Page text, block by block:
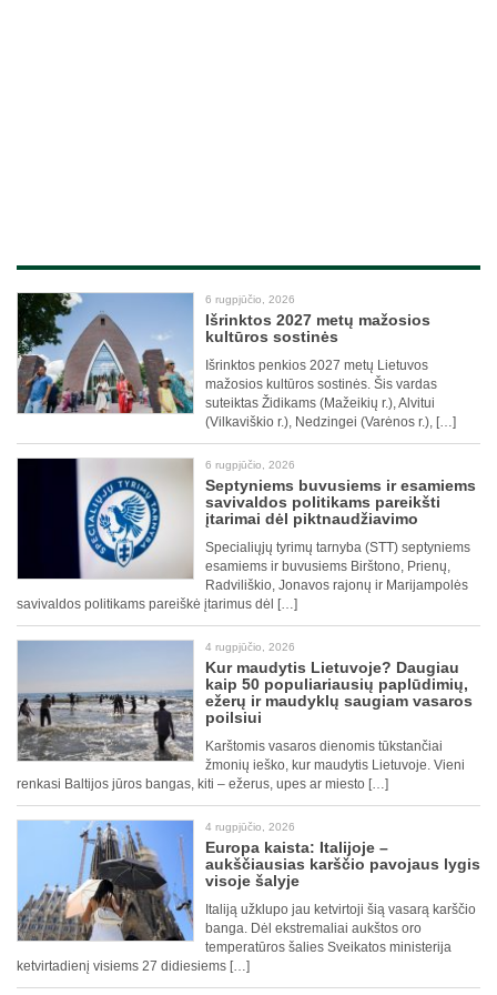
6 rugpjūčio, 2026
Išrinktos 2027 metų mažosios
kultūros sostinės
Išrinktos penkios 2027 metų Lietuvos
mažosios kultūros sostinės. Šis vardas
suteiktas Židikams (Mažeikių r.), Alvitui
(Vilkaviškio r.), Nedzingei (Varėnos r.), […]
6 rugpjūčio, 2026
Septyniems buvusiems ir esamiems
savivaldos politikams pareikšti
įtarimai dėl piktnaudžiavimo
Specialiųjų tyrimų tarnyba (STT) septyniems
esamiems ir buvusiems Birštono, Prienų,
Radviliškio, Jonavos rajonų ir Marijampolės
savivaldos politikams pareiškė įtarimus dėl […]
4 rugpjūčio, 2026
Kur maudytis Lietuvoje? Daugiau
kaip 50 populiariausių paplūdimių,
ežerų ir maudyklų saugiam vasaros
poilsiui
Karštomis vasaros dienomis tūkstančiai
žmonių ieško, kur maudytis Lietuvoje. Vieni
renkasi Baltijos jūros bangas, kiti – ežerus, upes ar miesto […]
4 rugpjūčio, 2026
Europa kaista: Italijoje –
aukščiausias karščio pavojaus lygis
visoje šalyje
Italiją užklupo jau ketvirtoji šią vasarą karščio
banga. Dėl ekstremaliai aukštos oro
temperatūros šalies Sveikatos ministerija
ketvirtadienį visiems 27 didiesiems […]